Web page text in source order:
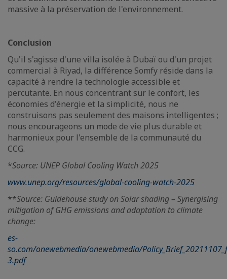
massive à la préservation de l'environnement.
Conclusion
Qu'il s'agisse d'une villa isolée à Dubaï ou d'un projet
commercial à Riyad, la différence Somfy réside dans la
capacité à rendre la technologie accessible et
percutante. En nous concentrant sur le confort, les
économies d'énergie et la simplicité, nous ne
construisons pas seulement des maisons intelligentes ;
nous encourageons un mode de vie plus durable et
harmonieux pour l'ensemble de la communauté du
CCG.
*Source: UNEP Global Cooling Watch 2025
www.unep.org/resources/global-cooling-watch-2025
**Source: Guidehouse study on Solar shading – Synergising
mitigation of GHG emissions and adaptation to climate
change:
es-
so.com/onewebmedia/onewebmedia/
3.pdf